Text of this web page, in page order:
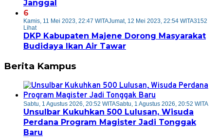
Janggal
6
Kamis, 11 Mei 2023, 22:47 WITAJumat, 12 Mei 2023, 22:54 WITA3152
Lihat
DKP Kabupaten Majene Dorong Masyarakat
Budidaya Ikan Air Tawar
Berita Kampus
Sabtu, 1 Agustus 2026, 20:52 WITASabtu, 1 Agustus 2026, 20:52 WITA
Unsulbar Kukuhkan 500 Lulusan, Wisuda
Perdana Program Magister Jadi Tonggak
Baru